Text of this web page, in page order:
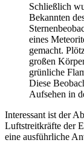
Schließlich
Bekannten
eines
gemacht.
großen
grünliche
Diese
Aufsehen in
Interessant ist der
Luftstreitkräfte der
eine ausführliche